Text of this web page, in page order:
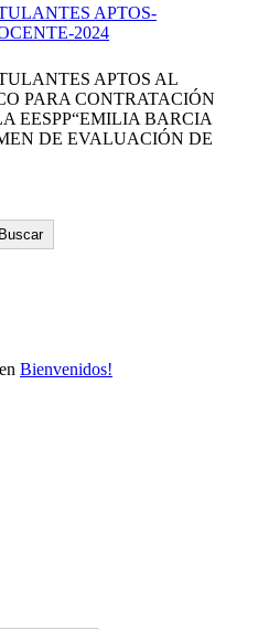
APTOS-
2024
APTOS AL
PARA CONTRATACIÓN
EESPP“EMILIA BARCIA
DE EVALUACIÓN DE
Buscar
Bienvenidos!